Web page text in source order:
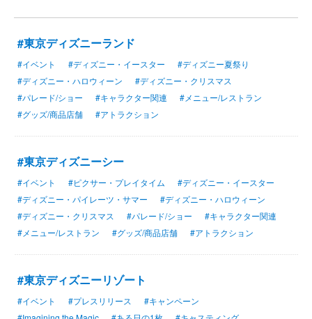
#東京ディズニーランド
#イベント #ディズニー・イースター
#ディズニー夏祭り
#ディズニー・ハロウィーン
#ディズニー・クリスマス
#パレード/ショー
#キャラクター関連
#メニュー/レストラン
#グッズ/商品店舗
#アトラクション
#東京ディズニーシー
#イベント #ピクサー・プレイタイム
#ディズニー・イースター
#ディズニー・パイレーツ・サマー
#ディズニー・ハロウィーン
#ディズニー・クリスマス
#パレード/ショー
#キャラクター関連
#メニュー/レストラン
#グッズ/商品店舗 #アトラクション
#東京ディズニーリゾート
#イベント #プレスリリース
#キャンペーン